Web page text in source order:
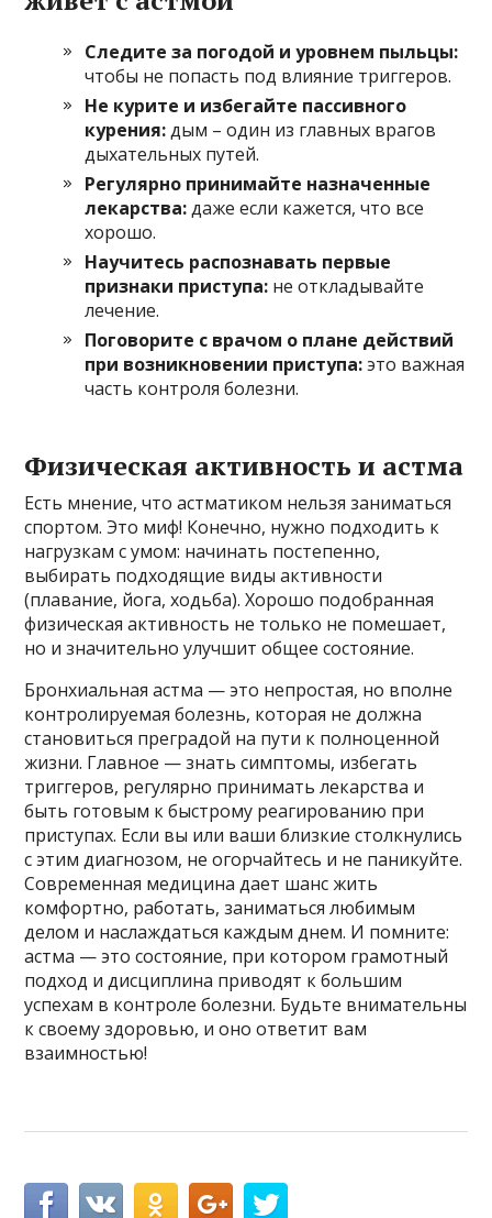
Следите за погодой и уровнем пыльцы:
чтобы не попасть под влияние триггеров.
Не курите и избегайте пассивного
курения:дым – один из главных врагов
дыхательных путей.
Регулярно принимайте назначенные
лекарства:даже если кажется, что все
хорошо.
Научитесь распознавать первые
признаки приступа: не откладывайте
лечение.
Поговорите с врачом о плане действий
при возникновении приступа:это важная
часть контроля болезни.
Физическая активность и астма
Есть мнение, что астматиком нельзя заниматься
спортом. Это миф! Конечно, нужно подходить к
нагрузкам с умом: начинать постепенно,
выбирать подходящие виды активности
(плавание, йога, ходьба). Хорошо подобранная
физическая активность не только не помешает,
но и значительно улучшит общее состояние.
Бронхиальная астма — это непростая, но вполне
контролируемая болезнь, которая не должна
становиться преградой на пути к полноценной
жизни. Главное — знать симптомы, избегать
триггеров, регулярно принимать лекарства и
быть готовым к быстрому реагированию при
приступах. Если вы или ваши близкие столкнулись
с этим диагнозом, не огорчайтесь и не паникуйте.
Современная медицина дает шанс жить
комфортно, работать, заниматься любимым
делом и наслаждаться каждым днем. И помните:
астма — это состояние, при котором грамотный
подход и дисциплина приводят к большим
успехам в контроле болезни. Будьте внимательны
к своему здоровью, и оно ответит вам
взаимностью!